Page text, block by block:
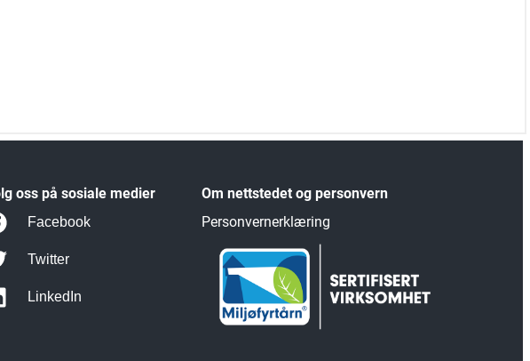
oss på sosiale medier
Facebook
Twitter
LinkedIn
Om nettstedet og personvern
Personvernerklæring